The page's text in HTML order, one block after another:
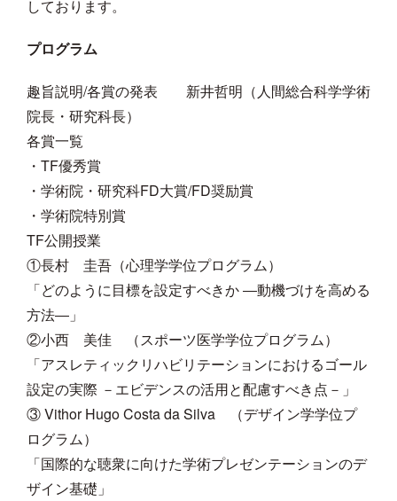
しております。
プログラム
趣旨説明/各賞の発表 新井哲明（人間総合科学学術
院長・研究科長）
各賞一覧
・TF優秀賞
・学術院・研究科FD大賞/FD奨励賞
・学術院特別賞
TF公開授業
①長村 圭吾（心理学学位プログラム）
「どのように目標を設定すべきか ―動機づけを高める
方法―」
②小西 美佳 （スポーツ医学学位プログラム）
「アスレティックリハビリテーションにおけるゴール
設定の実際 －エビデンスの活用と配慮すべき点－」
③ Vithor Hugo Costa da Silva （デザイン学学位プ
ログラム）
「国際的な聴衆に向けた学術プレゼンテーションのデ
ザイン基礎」